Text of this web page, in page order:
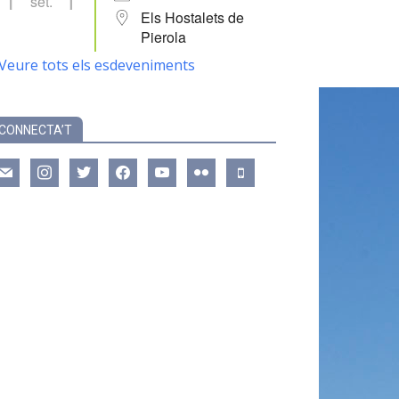
Els Hostalets de
Pierola
tots els esdeveniments
instagramtwitter facebookyoutube flickr mobile